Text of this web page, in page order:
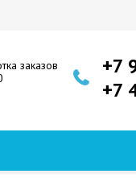
заказов
+7
+7